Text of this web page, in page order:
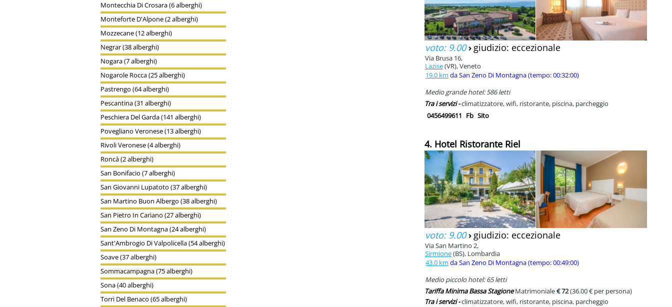
voto: 9.00› giudizio: eccezionale
Via Brusa 16,
Lazise(VR), Veneto
19.0 km da San Zeno Di Montagna (tempo: 00:32:00)
Medio grande hotel: 586 letti
Tra i servizi -climatizzatore, wifi, ristorante, piscina, parcheggio
0456499611 Fb Sito
4. Hotel Ristorante Riel
voto: 9.00› giudizio: eccezionale
Via San Martino 2,
Sirmione(BS), Lombardia
43.0 km da San Zeno Di Montagna (tempo: 00:49:00)
Medio piccolo hotel: 65 letti
Tariffa Minima Bassa StagioneMatrimoniale€ 72(36.00 € per persona)
Tra i servizi -climatizzatore, wifi, ristorante, piscina, parcheggio
Montecchia Di Crosara (6 alberghi)
Monteforte D'Alpone (2 alberghi)
Mozzecane (12 alberghi)
Negrar (38 alberghi)
Nogara (7 alberghi)
Nogarole Rocca (25 alberghi)
Pastrengo (64 alberghi)
Pescantina (31 alberghi)
Peschiera Del Garda (141 alberghi)
Povegliano Veronese (13 alberghi)
Rivoli Veronese (4 alberghi)
Roncà (2 alberghi)
San Bonifacio (7 alberghi)
San Giovanni Lupatoto (37 alberghi)
San Martino Buon Albergo (38 alberghi)
San Pietro In Cariano (27 alberghi)
San Zeno Di Montagna (24 alberghi)
Sant'Ambrogio Di Valpolicella (54 alberghi)
Soave (37 alberghi)
Sommacampagna (75 alberghi)
Sona (40 alberghi)
Torri Del Benaco (65 alberghi)